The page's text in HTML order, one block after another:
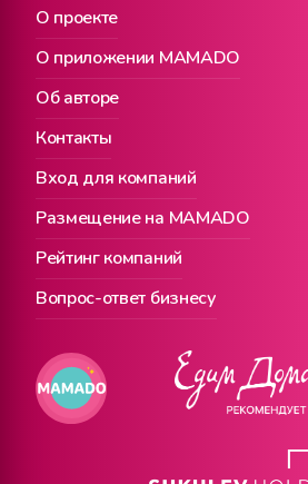
О проекте
Вход для компаний
О приложении MAMADO
Размещение на MAMADO
Об авторе
Рейтинг компаний
Контакты
Вопрос-ответ бизнесу